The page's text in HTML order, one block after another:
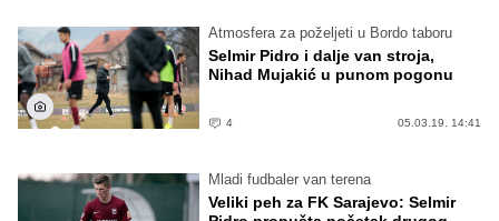
Atmosfera za poželjeti u Bordo taboru
Selmir Pidro i dalje van stroja,
Nihad Mujakić u punom pogonu
4 05.03.19. 14:41
Mladi fudbaler van terena
Veliki peh za FK Sarajevo: Selmir